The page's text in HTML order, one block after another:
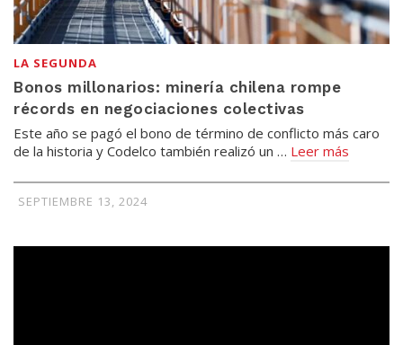
LA SEGUNDA
Bonos millonarios: minería chilena rompe
récords en negociaciones colectivas
Este año se pagó el bono de término de conflicto más caro
de la historia y Codelco también realizó un … Leer más
SEPTIEMBRE 13, 2024